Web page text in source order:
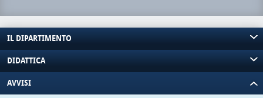
IL DIPARTIMENTO
DIDATTICA
AVVISI